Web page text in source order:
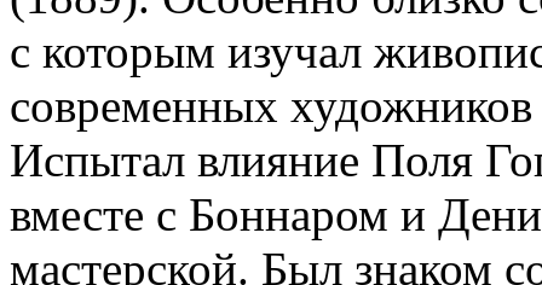
с которым изучал
современных
Испытал влияние Поля
вместе с Боннаром и
мастерской. Был знаком